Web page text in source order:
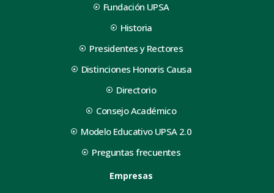
Fundación UPSA
Historia
Presidentes y Rectores
Distinciones Honoris Causa
Directorio
Consejo Académico
Modelo Educativo UPSA 2.0
Preguntas frecuentes
Empresas